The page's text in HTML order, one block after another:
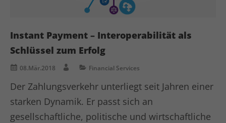
Instant Payment – Interoperabilität als
Schlüssel zum Erfolg
08.Mär.2018 Financial Services
Der Zahlungsverkehr unterliegt seit Jahren einer
starken Dynamik. Er passt sich an
gesellschaftliche, politische und wirtschaftliche
Bewertungsplattform kununu.com für
statistische Daten verwendet.